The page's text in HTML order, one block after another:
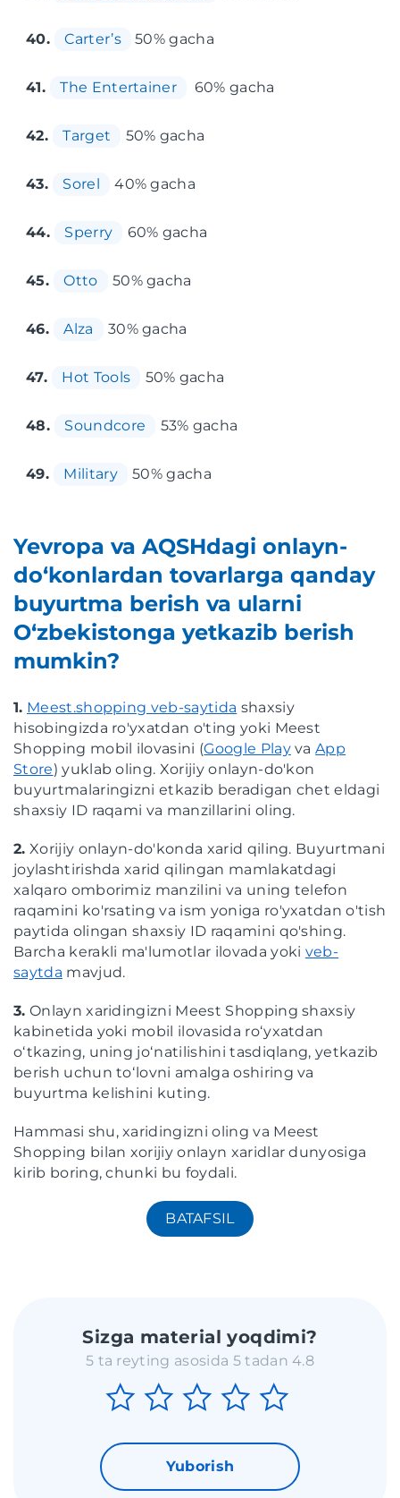
40. Carter’s 50% gacha
41. The Entertainer 60% gacha
42. Target 50% gacha
43. Sorel 40% gacha
44. Sperry 60% gacha
45. Otto 50% gacha
46. Alza 30% gacha
47. Hot Tools 50% gacha
48. Soundcore 53% gacha
49. Military 50% gacha
Yevropa va AQSHdagi onlayn-
do‘konlardan tovarlarga qanday
buyurtma berish va ularni
O‘zbekistonga yetkazib berish
mumkin?
1. Meest.shopping veb-saytida shaxsiy
hisobingizda ro'yxatdan o'ting yoki Meest
Shopping mobil ilovasini (Google PlayvaApp
Store) yuklab oling. Xorijiy onlayn-do'kon
buyurtmalaringizni etkazib beradigan chet eldagi
shaxsiy ID raqami va manzillarini oling.
2. Xorijiy onlayn-do'konda xarid qiling. Buyurtmani
joylashtirishda xarid qilingan mamlakatdagi
xalqaro omborimiz manzilini va uning telefon
raqamini ko'rsating va ism yoniga ro'yxatdan o'tish
paytida olingan shaxsiy ID raqamini qo'shing.
Barcha kerakli ma'lumotlar ilovada yoki veb-
saytda mavjud.
3. Onlayn xaridingizni Meest Shopping shaxsiy
kabinetida yoki mobil ilovasida roʻyxatdan
oʻtkazing, uning joʻnatilishini tasdiqlang, yetkazib
berish uchun toʻlovni amalga oshiring va
buyurtma kelishini kuting.
Hammasi shu, xaridingizni oling va Meest
Shopping bilan xorijiy onlayn xaridlar dunyosiga
kirib boring, chunki bu foydali.
BATAFSIL
Sizga material yoqdimi?
5 ta reyting asosida 5 tadan 4.8
Yuborish